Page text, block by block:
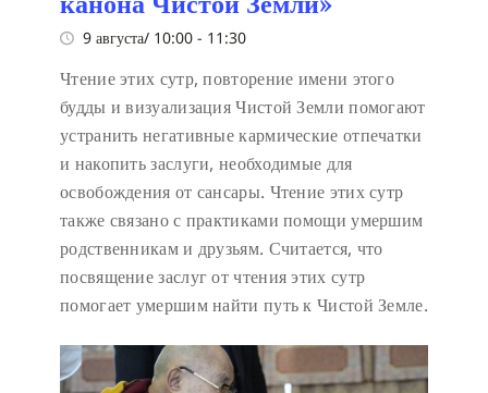
9 августа/ 10:00 - 11:30
Чтение этих сутр, повторение имени этого
будды и визуализация Чистой Земли помогают
устранить негативные кармические отпечатки
и накопить заслуги, необходимые для
освобождения от сансары. Чтение этих сутр
также связано с практиками помощи умершим
родственникам и друзьям. Считается, что
посвящение заслуг от чтения этих сутр
помогает умершим найти путь к Чистой Земле.